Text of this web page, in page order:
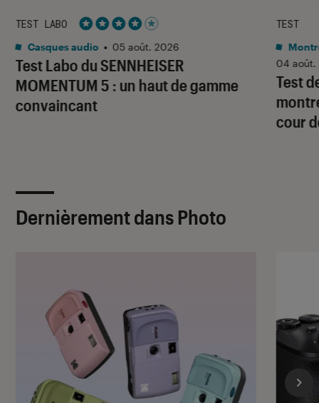
Test Labo du SENNHEISER
MOMENTUM 5 : un haut de gamme
convaincant
TEST LABO
Noté 4 étoiles sur 5
Casques audio • 05 août. 2026
Test
cour
TEST
04 août.
Dernièrement dans Photo